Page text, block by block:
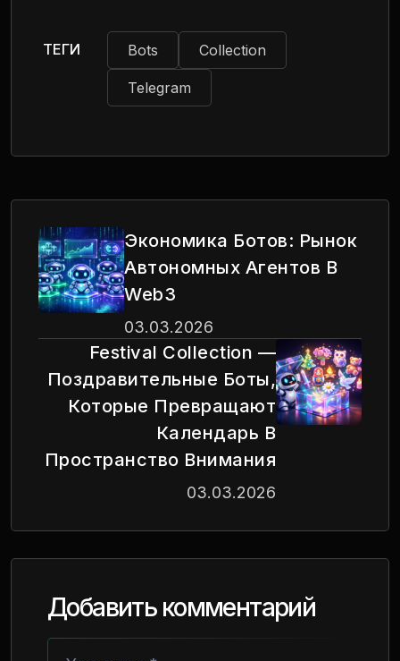
ТЕГИ Bots Collection
Telegram
Экономика Ботов: Рынок
Автономных Агентов В
Web3
03.03.2026
Festival Collection —
Поздравительные Боты,
Которые Превращают
Календарь В
Пространство Внимания
03.03.2026
Добавить комментарий